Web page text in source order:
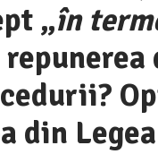
„în
din